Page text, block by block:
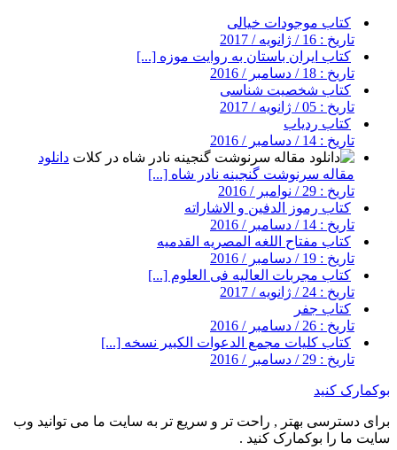
کتاب موجودات خیالی
تاریخ : 16 / ژانویه / 2017
کتاب ایران باستان به روایت موزه [...]
تاریخ : 18 / دسامبر / 2016
کتاب شخصیت شناسی
تاریخ : 05 / ژانویه / 2017
کتاب ردیاب
تاریخ : 14 / دسامبر / 2016
دانلود
مقاله سرنوشت گنجينه نادر شاه [...]
تاریخ : 29 / نوامبر / 2016
کتاب رموز الدفین و الاشاراته
تاریخ : 14 / دسامبر / 2016
کتاب مفتاح اللغه المصریه القدمیه
تاریخ : 19 / دسامبر / 2016
کتاب مجربات العالیه فی العلوم [...]
تاریخ : 24 / ژانویه / 2017
کتاب جفر
تاریخ : 26 / دسامبر / 2016
کتاب کلیات مجمع الدعوات الکبیر نسخه [...]
تاریخ : 29 / دسامبر / 2016
بوکمارک کنید
برای دسترسی بهتر , راحت تر و سریع تر به سایت ما می توانید وب
سایت ما را بوکمارک کنید .